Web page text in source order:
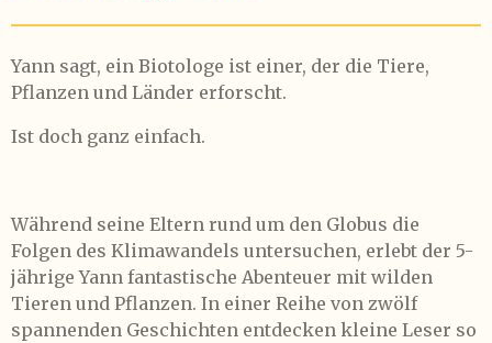
Yann sagt, ein Biotologe ist einer, der die Tiere,
Pflanzen und Länder erforscht.
Ist doch ganz einfach.
Während seine Eltern rund um den Globus die
Folgen des Klimawandels untersuchen, erlebt der 5-
jährige Yann fantastische Abenteuer mit wilden
Tieren und Pflanzen. In einer Reihe von zwölf
spannenden Geschichten entdecken kleine Leser so